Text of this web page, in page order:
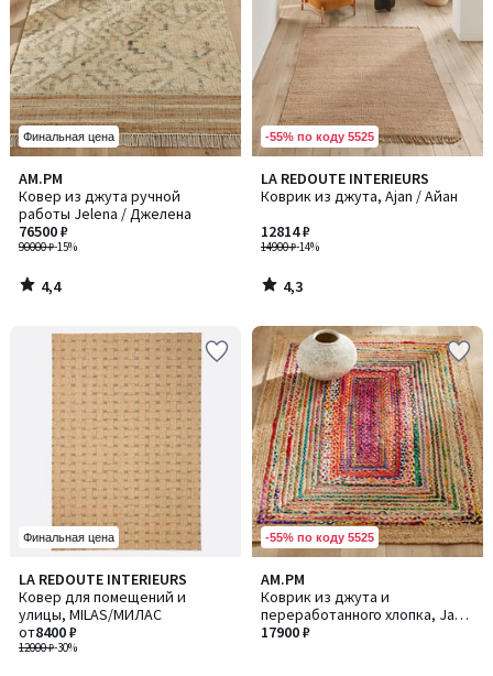
Финальная цена
AM.PM
Ковер из джута ручной
работы Jelena / Джелена
90000 ₽-15%
76500 ₽
4,4
/ 5
4,4
/
-55% по коду 5525
LA REDOUTE INTERIEURS
Коврик из джута, Ajan / Айан
14900 ₽-14%
12814 ₽
4,3
/ 5
4,3
/
Финальная цена
LA REDOUTE INTERIEURS
Ковер для помещений и
улицы, MILAS/МИЛАС
12000 ₽-30%
от8400 ₽
5
/
5
-55% по коду 5525
AM.PM
Коврик из джута и
переработанного хлопка, Jaco
/ Джако
17900 ₽
4,3
/ 5